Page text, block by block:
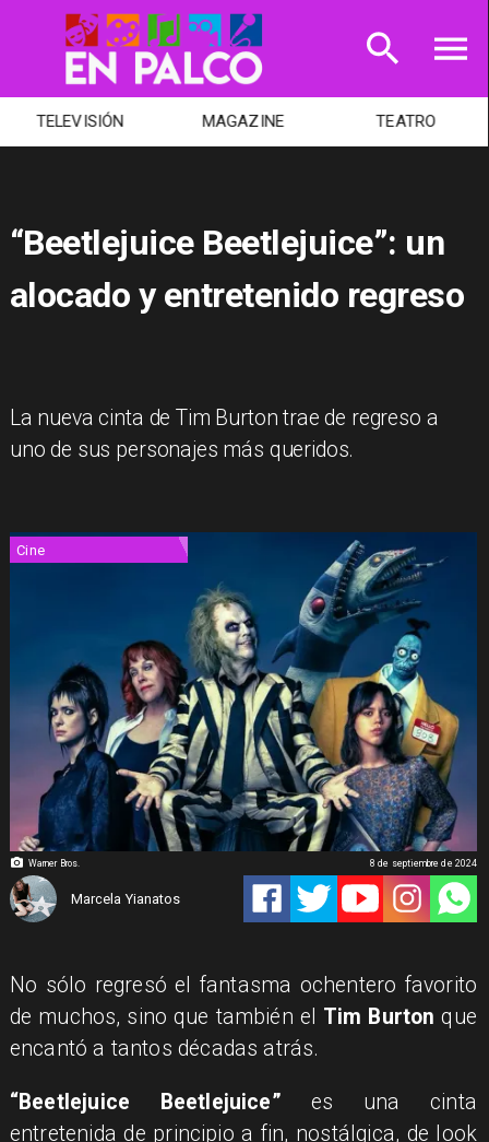
TELEVISIÓN MAGAZINE TEATRO
“Beetlejuice Beetlejuice”: un
alocado y entretenido regreso
La nueva cinta de Tim Burton trae de regreso a
uno de sus personajes más queridos.
Warner Bros.
Cine
Marcela Yianatos
8 de septiembre de 2024
No sólo regresó el fantasma ochentero favorito
de muchos, sino que también el Tim Burton que
encantó a tantos décadas atrás.
“Beetlejuice Beetlejuice” es una cinta
entretenida de principio a fin, nostálgica, de look